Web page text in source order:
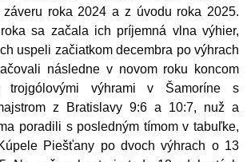
roka 2024 a z úvodu roka 2025.
sa začala ich príjemná vlna výhier,
uspeli začiatkom decembra po výhrach
následne v novom roku koncom
trojgólovými výhrami v Šamoríne s
z Bratislavy 9:6 a 10:7, nuž a
poradili s posledným tímom v tabuľke,
Piešťany po dvoch výhrach o 13